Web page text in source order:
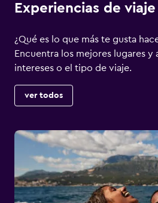
Experiencias de viaje
¿Qué es lo que más te gusta
Encuentra los mejores lugares y
intereses o el tipo de viaje.
ver todos